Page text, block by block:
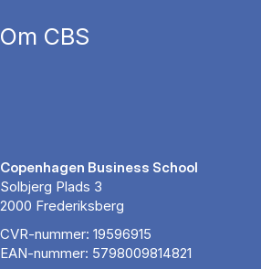
Om CBS
Copenhagen Business School
Solbjerg Plads 3
2000 Frederiksberg
CVR-nummer: 19596915
EAN-nummer: 5798009814821